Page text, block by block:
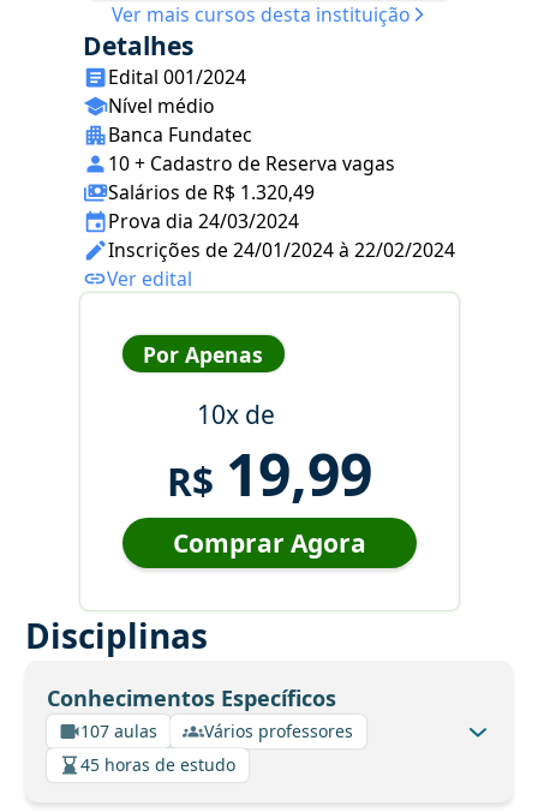
Ver mais cursos desta instituição
Detalhes
Edital 001/2024
Nível médio
Banca Fundatec
10 + Cadastro de Reserva vagas
Salários de R$ 1.320,49
Prova dia 24/03/2024
Inscrições de 24/01/2024 à 22/02/2024
Ver edital
Por Apenas
10x de
R$ 19,99
Comprar Agora
Disciplinas
Conhecimentos Específicos
107 aulas
Vários professores
45 horas de estudo